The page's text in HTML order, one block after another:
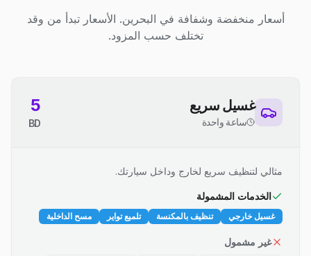
أسعار منخفضة وشفافة في البحرين. الأسعار تبدأ من وقد
تختلف حسب المزود.
غسيل سريع
ساعة واحدة
5
BD
مثالي لتنظيف سريع لخارج وداخل سيارتك.
الخدمات المشمولة
غسيل خارجي تنظيف بالمكنسة تلميع تواير مسح الداخلية
غير مشمول